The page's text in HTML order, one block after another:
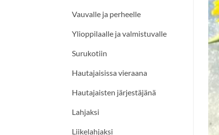
Vauvalle ja perheelle
Ylioppilaalle ja valmistuvalle
Surukotiin
Hautajaisissa vieraana
Hautajaisten järjestäjänä
Lahjaksi
Liikelahjaksi